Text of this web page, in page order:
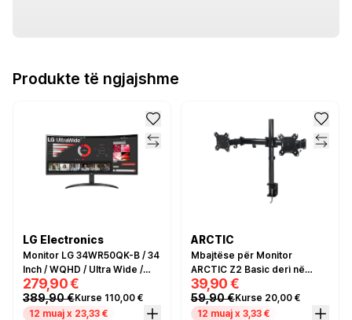
Produkte të ngjajshme
LG Electronics
Monitor LG 34WR50QK-B / 34
Inch / WQHD / Ultra Wide /
100Hz / 5ms / I zi
279,90 €
389,90 €Kurse 110,00 €
12 muaj x 23,33 €
ARCTIC
Mbajtëse për Monitor
ARCTIC Z2 Basic deri në
2x27" 8KG
39,90 €
59,90 €Kurse 20,00 €
12 muaj x 3,33 €